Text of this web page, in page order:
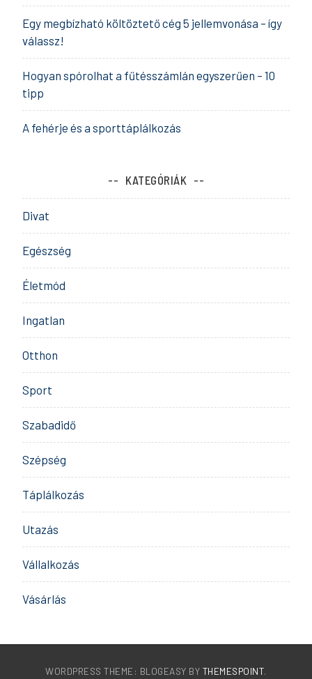
Egy megbízható költöztető cég 5 jellemvonása – így
válassz!
Hogyan spórolhat a fűtésszámlán egyszerűen – 10
tipp
A fehérje és a sporttáplálkozás
KATEGÓRIÁK
Divat
Egészség
Életmód
Ingatlan
Otthon
Sport
Szabadidő
Szépség
Táplálkozás
Utazás
Vállalkozás
Vásárlás
WORDPRESS THEME: BLOGEASY BY THEMESPOINT.